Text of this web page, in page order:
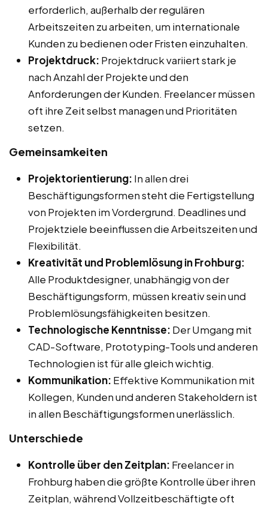
erforderlich, außerhalb der regulären
Arbeitszeiten zu arbeiten, um internationale
Kunden zu bedienen oder Fristen einzuhalten.
Projektdruck: Projektdruck variiert stark je
nach Anzahl der Projekte und den
Anforderungen der Kunden. Freelancer müssen
oft ihre Zeit selbst managen und Prioritäten
setzen.
Gemeinsamkeiten
Projektorientierung: In allen drei
Beschäftigungsformen steht die Fertigstellung
von Projekten im Vordergrund. Deadlines und
Projektziele beeinflussen die Arbeitszeiten und
Flexibilität.
Kreativität und Problemlösung in Frohburg:
Alle Produktdesigner, unabhängig von der
Beschäftigungsform, müssen kreativ sein und
Problemlösungsfähigkeiten besitzen.
Technologische Kenntnisse: Der Umgang mit
CAD-Software, Prototyping-Tools und anderen
Technologien ist für alle gleich wichtig.
Kommunikation: Effektive Kommunikation mit
Kollegen, Kunden und anderen Stakeholdern ist
in allen Beschäftigungsformen unerlässlich.
Unterschiede
Kontrolle über den Zeitplan: Freelancer in
Frohburg haben die größte Kontrolle über ihren
Zeitplan, während Vollzeitbeschäftigte oft